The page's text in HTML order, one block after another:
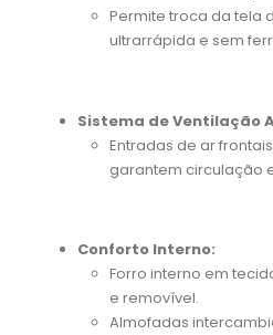
Permite troca da tela
ultrarrápida e sem
Sistema de Ventilação
Entradas de ar
garantem circulação
Conforto Interno:
Forro interno em
e removível.
Almofadas